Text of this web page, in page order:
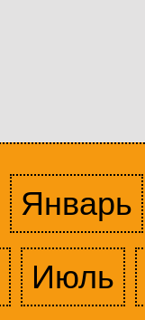
Январь
Июль